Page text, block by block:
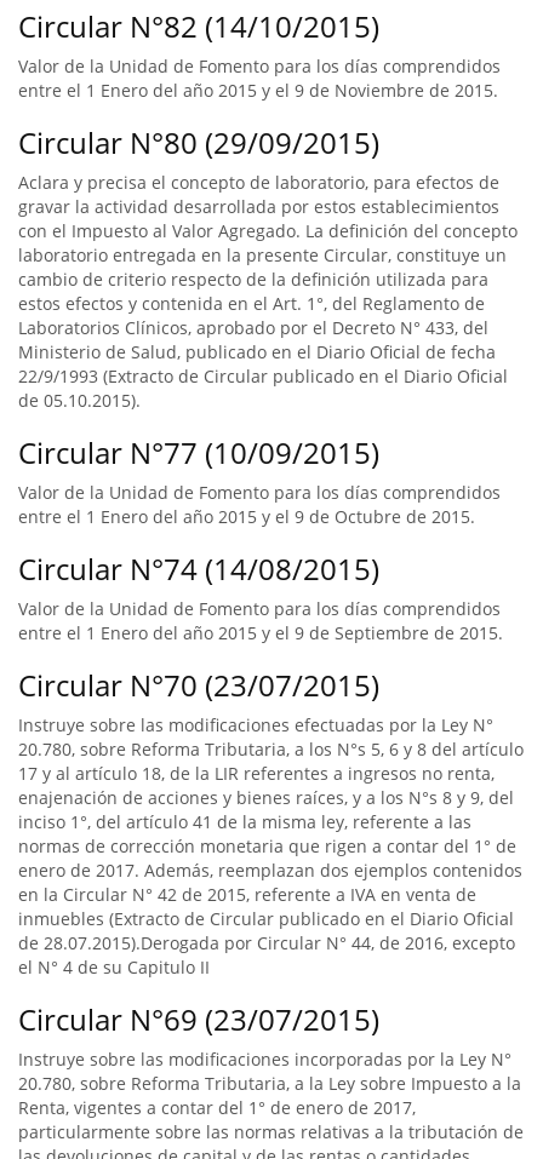
Circular N°82 (14/10/2015)
Valor de la Unidad de Fomento para los días comprendidos
entre el 1 Enero del año 2015 y el 9 de Noviembre de 2015.
Circular N°80 (29/09/2015)
Aclara y precisa el concepto de laboratorio, para efectos de
gravar la actividad desarrollada por estos establecimientos
con el Impuesto al Valor Agregado. La definición del concepto
laboratorio entregada en la presente Circular, constituye un
cambio de criterio respecto de la definición utilizada para
estos efectos y contenida en el Art. 1°, del Reglamento de
Laboratorios Clínicos, aprobado por el Decreto N° 433, del
Ministerio de Salud, publicado en el Diario Oficial de fecha
22/9/1993 (Extracto de Circular publicado en el Diario Oficial
de 05.10.2015).
Circular N°77 (10/09/2015)
Valor de la Unidad de Fomento para los días comprendidos
entre el 1 Enero del año 2015 y el 9 de Octubre de 2015.
Circular N°74 (14/08/2015)
Valor de la Unidad de Fomento para los días comprendidos
entre el 1 Enero del año 2015 y el 9 de Septiembre de 2015.
Circular N°70 (23/07/2015)
Instruye sobre las modificaciones efectuadas por la Ley N°
20.780, sobre Reforma Tributaria, a los N°s 5, 6 y 8 del artículo
17 y al artículo 18, de la LIR referentes a ingresos no renta,
enajenación de acciones y bienes raíces, y a los N°s 8 y 9, del
inciso 1°, del artículo 41 de la misma ley, referente a las
normas de corrección monetaria que rigen a contar del 1° de
enero de 2017. Además, reemplazan dos ejemplos contenidos
en la Circular N° 42 de 2015, referente a IVA en venta de
inmuebles (Extracto de Circular publicado en el Diario Oficial
de 28.07.2015).Derogada por Circular N° 44, de 2016, excepto
el N° 4 de su Capitulo II
Circular N°69 (23/07/2015)
Instruye sobre las modificaciones incorporadas por la Ley N°
20.780, sobre Reforma Tributaria, a la Ley sobre Impuesto a la
Renta, vigentes a contar del 1° de enero de 2017,
particularmente sobre las normas relativas a la tributación de